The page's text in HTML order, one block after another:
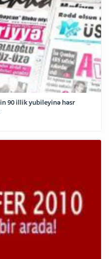
90 illik yubileyinə həsr